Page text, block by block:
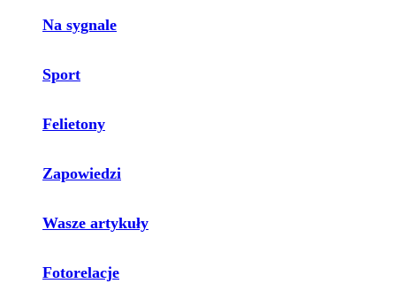
Na sygnale
Sport
Felietony
Zapowiedzi
Wasze artykuły
Fotorelacje